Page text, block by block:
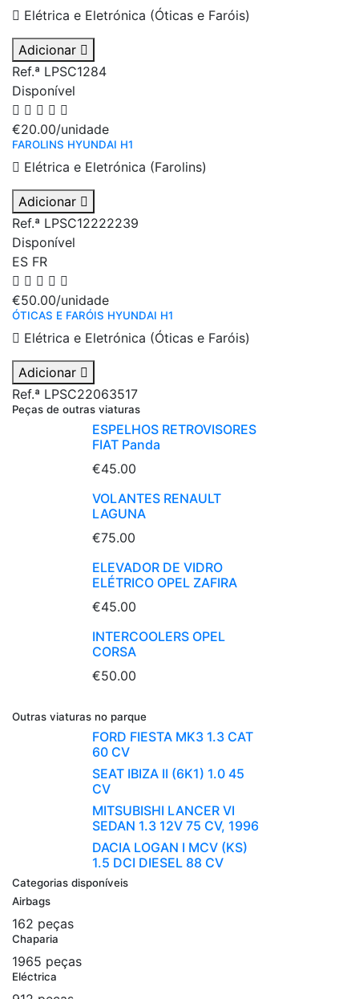
Elétrica e Eletrónica (Óticas e Faróis)
Adicionar
Ref.ª LPSC1284
Disponível
€20.00/unidade
FAROLINS HYUNDAI H1
Elétrica e Eletrónica (Farolins)
Adicionar
Ref.ª LPSC12222239
Disponível
ES FR
€50.00/unidade
ÓTICAS E FARÓIS HYUNDAI H1
Elétrica e Eletrónica (Óticas e Faróis)
Adicionar
Ref.ª LPSC22063517
Peças de outras viaturas
ESPELHOS RETROVISORES
FIAT Panda
€45.00
VOLANTES RENAULT
LAGUNA
€75.00
ELEVADOR DE VIDRO
ELÉTRICO OPEL ZAFIRA
€45.00
INTERCOOLERS OPEL
CORSA
€50.00
Outras viaturas no parque
FORD FIESTA MK3 1.3 CAT
60 CV
SEAT IBIZA II (6K1) 1.0 45
CV
MITSUBISHI LANCER VI
SEDAN 1.3 12V 75 CV, 1996
DACIA LOGAN I MCV (KS)
1.5 DCI DIESEL 88 CV
Categorias disponíveis
Airbags
162 peças
Chaparia
1965 peças
Eléctrica